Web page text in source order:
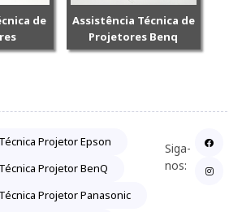
de
Assistência Técnica de
Projetores Benq
Projetor Epson
Projetor BenQ
Projetor Panasonic
Siga-
nos: